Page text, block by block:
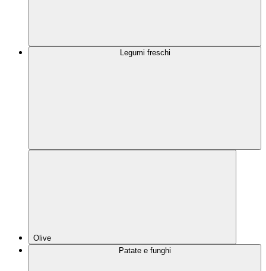
Legumi freschi
Olive
Patate e funghi